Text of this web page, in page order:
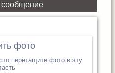
сообщение
фото
перетащите фото в эту